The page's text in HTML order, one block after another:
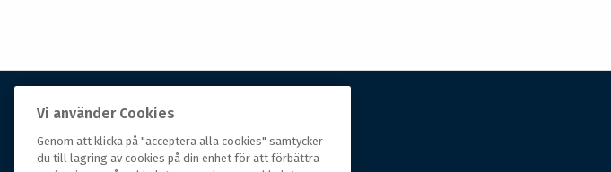
Om Hall Miba
Hall Miba är grossisten som funnits på marknaden i
Vi använder Cookies
Genom att klicka på "acceptera alla cookies" samtycker
du till lagring av cookies på din enhet för att förbättra